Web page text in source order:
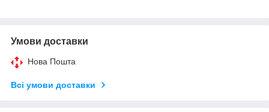
Умови доставки
Нова Пошта
Всі умови доставки